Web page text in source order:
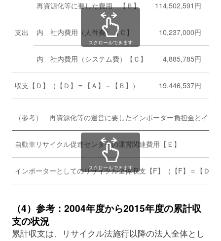
支出
再資源化等に要した費用 【Ｂ】 114,502,591円
内 社内費用（人件費）【Ｃ】 10,237,000円
内 社内費用（システム費）【Ｃ】 4,885,785円
収支【Ｄ】（【Ｄ】＝【Ａ】－【Ｂ】） 19,446,537円
スクロールできます
（参考） 再資源化等の運営に要したインポーター負担金とイン
自動車リサイクル促進センターの運営関連費用【Ｅ】
インポーターとしてのリサイクル全体収支【F】（【F】＝【Ｄ】
スクロールできます
（4）参考：2004年度から2015年度の累計収
支の状況
累計収支は、リサイクル法施行以降の法人全体とし